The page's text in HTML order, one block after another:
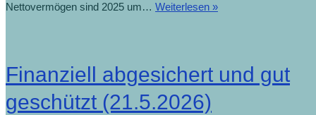
Nettovermögen sind 2025 um… Weiterlesen »
Finanziell abgesichert und gut
geschützt (21.5.2026)